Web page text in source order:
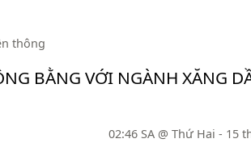
thông
BẰNG VỚI NGÀNH XĂNG
02:46 SA @ Thứ Hai - 15